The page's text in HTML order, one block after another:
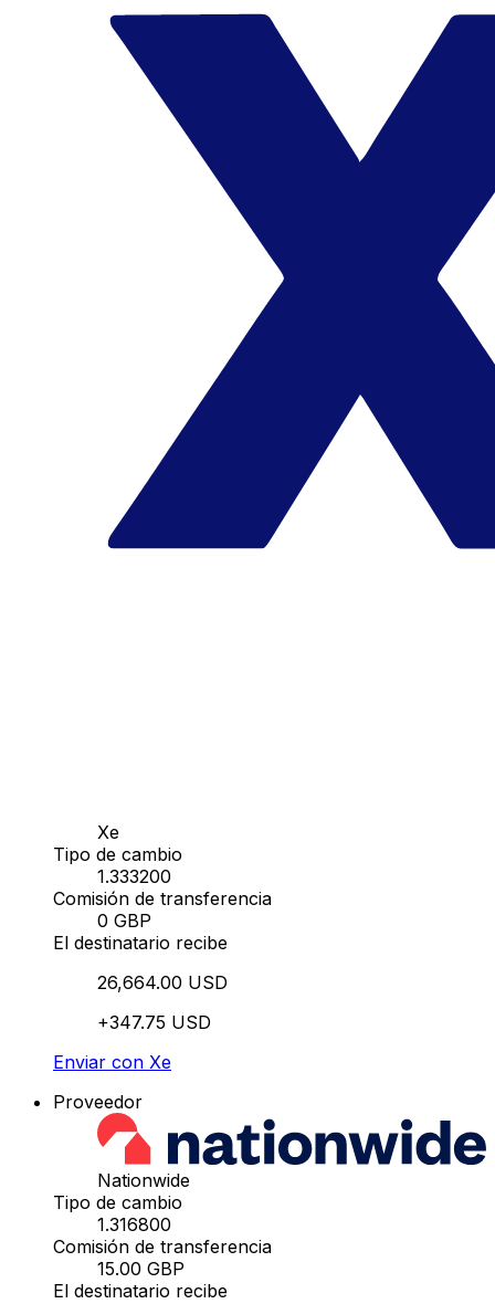
Xe
Tipo de cambio
1.333200
Comisión de transferencia
0 GBP
El destinatario recibe
26,664.00 USD
+347.75 USD
Enviar con Xe
Proveedor
Nationwide
Tipo de cambio
1.316800
Comisión de transferencia
15.00 GBP
El destinatario recibe